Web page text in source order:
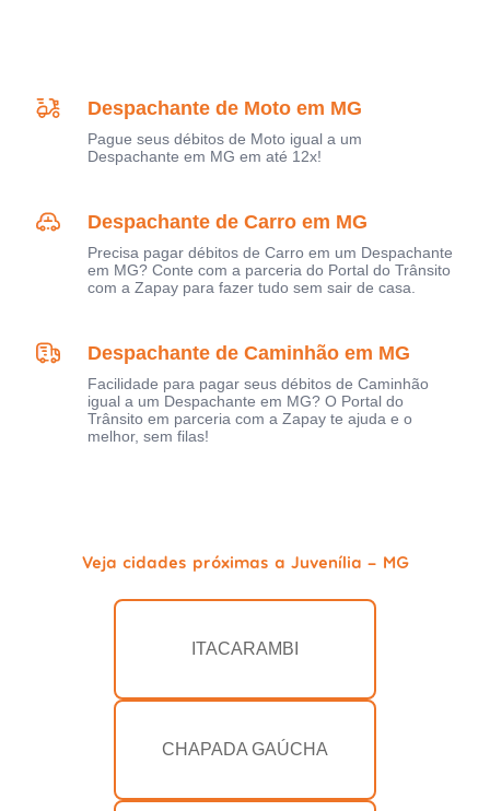
Despachante de Moto em MG
Pague seus débitos de Moto igual a um
Despachante em MG em até 12x!
Despachante de Carro em MG
Precisa pagar débitos de Carro em um Despachante
em MG? Conte com a parceria do Portal do Trânsito
com a Zapay para fazer tudo sem sair de casa.
Despachante de Caminhão em MG
Facilidade para pagar seus débitos de Caminhão
igual a um Despachante em MG? O Portal do
Trânsito em parceria com a Zapay te ajuda e o
melhor, sem filas!
Veja cidades próximas a Juvenília - MG
ITACARAMBI
CHAPADA GAÚCHA